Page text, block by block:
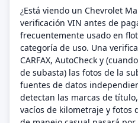
¿Está viendo un Chevrolet
verificación VIN antes de
frecuentemente usado en
categoría de uso. Una
CARFAX, AutoCheck y
de subasta) las fotos de la
fuentes de datos
detectan las marcas de
vacíos de kilometraje y fotos